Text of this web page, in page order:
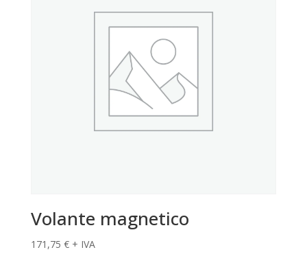
Volante magnetico
171,75 € + IVA